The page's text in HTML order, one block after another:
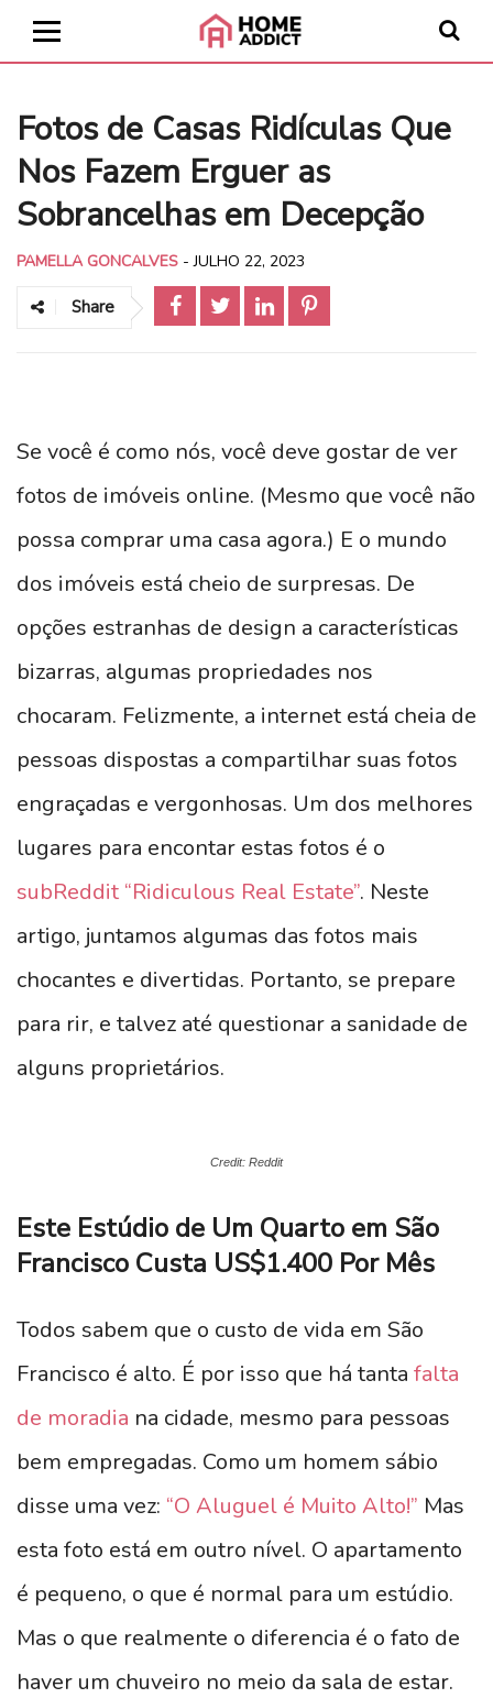
Fotos de Casas Ridículas Que
Nos Fazem Erguer as
Sobrancelhas em Decepção
PAMELLA GONCALVES -JULHO 22, 2023
Share
Se você é como nós, você deve gostar de ver
fotos de imóveis online. (Mesmo que você não
possa comprar uma casa agora.) E o mundo
dos imóveis está cheio de surpresas. De
opções estranhas de design a características
bizarras, algumas propriedades nos
chocaram. Felizmente, a internet está cheia de
pessoas dispostas a compartilhar suas fotos
engraçadas e vergonhosas. Um dos melhores
lugares para encontar estas fotos é o
subReddit “Ridiculous Real Estate”. Neste
artigo, juntamos algumas das fotos mais
chocantes e divertidas. Portanto, se prepare
para rir, e talvez até questionar a sanidade de
alguns proprietários.
Credit: Reddit
Este Estúdio de Um Quarto em São
Francisco Custa US$1.400 Por Mês
Todos sabem que o custo de vida em São
Francisco é alto. É por isso que há tanta falta
de moradia na cidade, mesmo para pessoas
bem empregadas. Como um homem sábio
disse uma vez: “O Aluguel é Muito Alto!” Mas
esta foto está em outro nível. O apartamento
é pequeno, o que é normal para um estúdio.
Mas o que realmente o diferencia é o fato de
haver um chuveiro no meio da sala de estar.